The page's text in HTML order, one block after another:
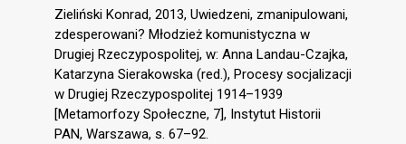
Zieliński Konrad, 2013, Uwiedzeni, zmanipulowani,
zdesperowani? Młodzież komunistyczna w
Drugiej Rzeczypospolitej, w: Anna Landau-Czajka,
Katarzyna Sierakowska (red.), Procesy socjalizacji
w Drugiej Rzeczypospolitej 1914–1939
[Metamorfozy Społeczne, 7], Instytut Historii
PAN, Warszawa, s. 67–92.